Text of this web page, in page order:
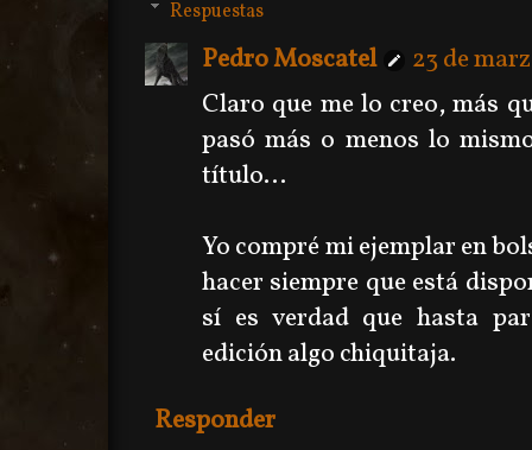
Respuestas
Pedro Moscatel
23 de
Claro que me lo creo, más
pasó más o menos lo
título...
Yo compré mi ejemplar en
hacer siempre que está
sí es verdad que hasta
edición algo chiquitaja.
Responder